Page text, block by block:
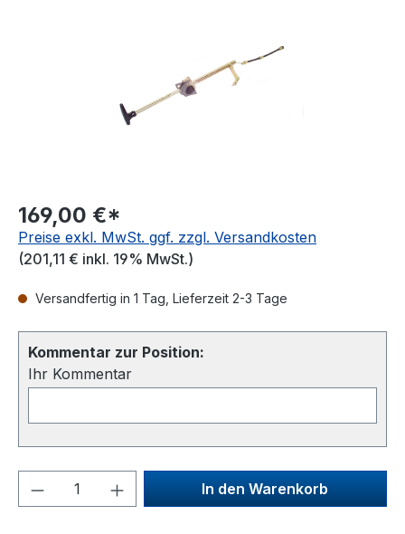
169,00 €*
Preise exkl. MwSt. ggf. zzgl. Versandkosten
(201,11 € inkl. 19% MwSt.)
Versandfertig in 1 Tag, Lieferzeit 2-3 Tage
Kommentar zur Position:
Ihr Kommentar
Produkt Anzahl: Gib denIn den Warenkorb